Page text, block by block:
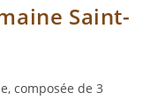
Saint-
composée de 3